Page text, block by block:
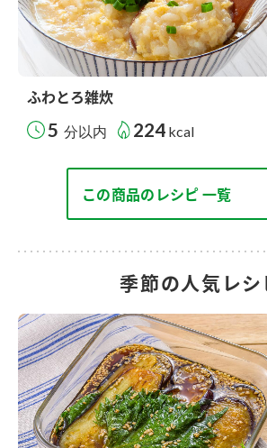
ふわとろ雑炊
5 分以内 224 kcal
この商品のレシピ 一覧
季節の人気レシ